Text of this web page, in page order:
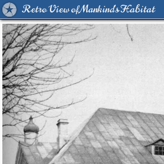
Retro View of Mankind's Habitat